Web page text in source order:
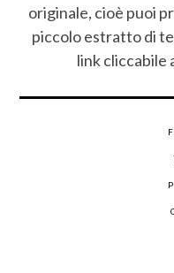
originale, cioè puoi
piccolo estratto di
link cliccabile